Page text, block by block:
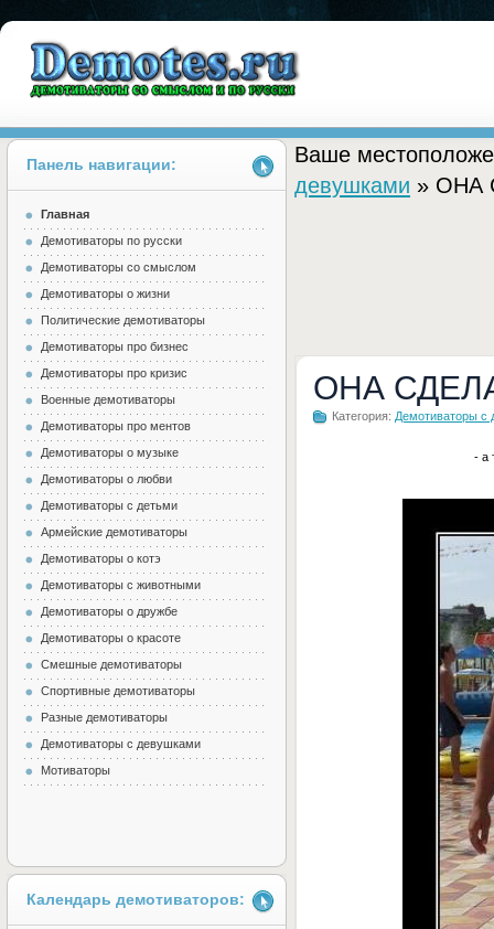
Demotes.ru
Ваше
девушками » ОНА
ОНА
Категория: Демотиваторы с
- а
Панель навигации:
Главная
Демотиваторы по русски
Демотиваторы со смыслом
Демотиваторы о жизни
Политические демотиваторы
Демотиваторы про бизнес
Демотиваторы про кризис
Военные демотиваторы
Демотиваторы про ментов
Демотиваторы о музыке
Демотиваторы о любви
Демотиваторы с детьми
Армейские демотиваторы
Демотиваторы о котэ
Демотиваторы с животными
Демотиваторы о дружбе
Демотиваторы о красоте
Смешные демотиваторы
Спортивные демотиваторы
Разные демотиваторы
Демотиваторы с девушками
Мотиваторы
Календарь демотиваторов: